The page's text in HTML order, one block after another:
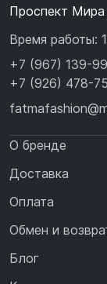
Проспект Мира
Время работы:
+7 (967) 139-
+7 (926) 478-
О бренде
Доставка
Оплата
Обмен и
Блог